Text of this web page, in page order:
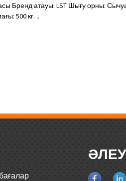
Бренд атауы: LST Шығу орны:
500 кг. ..